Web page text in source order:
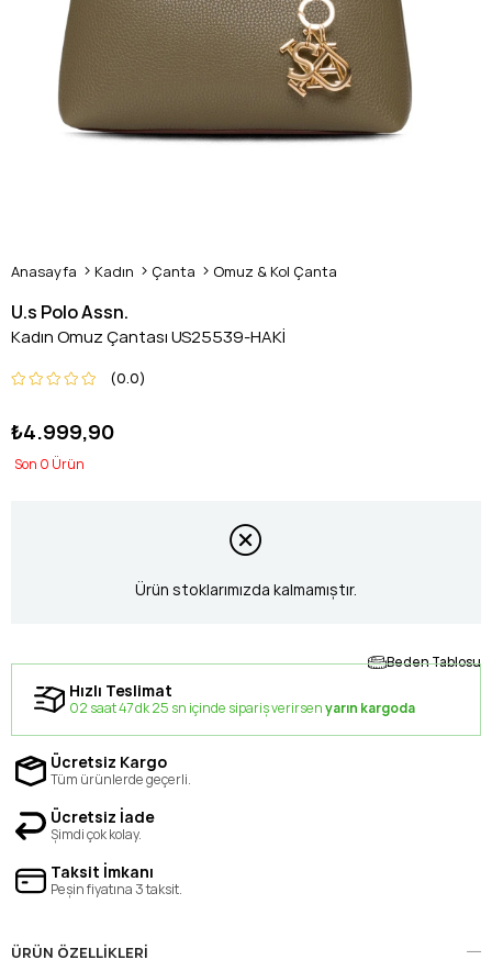
Anasayfa Kadın Çanta Omuz & Kol Çanta
U.s Polo Assn.
Kadın Omuz Çantası US25539-HAKİ
0.0
₺4.999,90
0
Ürün stoklarımızda kalmamıştır.
Beden Tablosu
Hızlı Teslimat
02 saat 47 dk 24 sn içinde sipariş verirsenyarın kargoda
Ücretsiz Kargo
Tüm ürünlerde geçerli.
Ücretsiz İade
Şimdi çok kolay.
Taksit İmkanı
Peşin fiyatına 3 taksit.
ÜRÜN ÖZELLIKLERI